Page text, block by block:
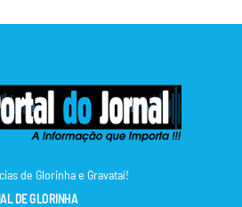
de Glorinha e Gravataí!
DE GLORINHA